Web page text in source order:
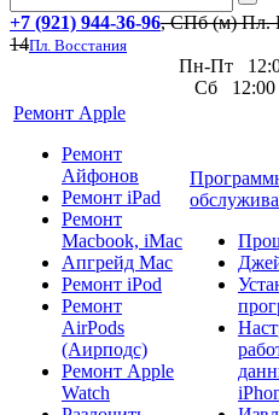
+7 (921) 944-36-96, СПб (м) Пл.
14Пл. Восстания
Пн-Пт
Сб 12:00
Ремонт Apple
Ремонт
Айфонов
Ремонт iPad
Ремонт
Macbook, iMac
Апгрейд Mac
Ремонт iPod
Ремонт
AirPods
(Аирподс)
Ремонт Apple
Watch